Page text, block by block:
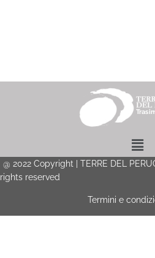
Menu
@ 2022 Copyright | TERRE DEL
rights reserved
Termini e